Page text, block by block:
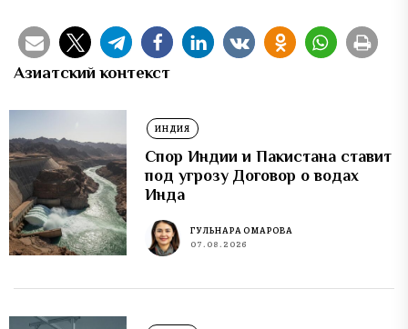
Азиатский контекст
ИНДИЯ
Спор Индии и Пакистана ставит
под угрозу Договор о водах
Инда
ГУЛЬНАРА ОМАРОВА
07.08.2026